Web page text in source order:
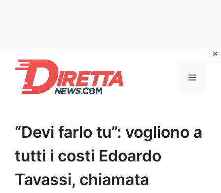
contenuto
Menu
“Devi farlo tu”: vogliono a
tutti i costi Edoardo
Tavassi, chiamata